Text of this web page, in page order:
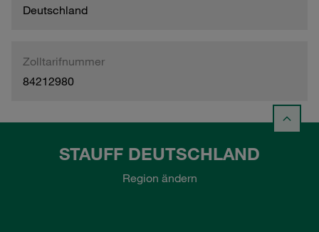
Deutschland
Zolltarifnummer
84212980
STAUFF DEUTSCHLAND
Region ändern